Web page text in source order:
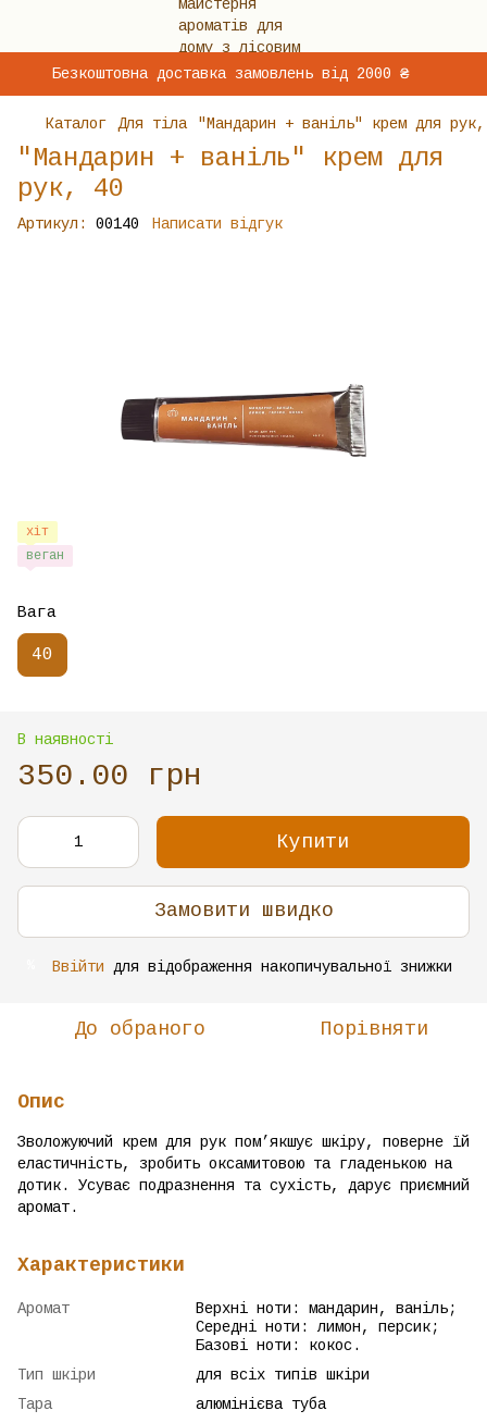
Безкоштовна доставка замовлень від 2000 ₴
Каталог Для тіла "Мандарин + ваніль" крем для
"Мандарин + ваніль" крем для
рук, 40
Артикул: 00140 Написати відгук
хіт
веган
Вага
40
В наявності
350.00 грн
Купити
Замовити швидко
Ввійти для відображення накопичувальної знижки
До обраного Порівняти
Опис
Зволожуючий крем для рук пом’якшує шкіру, поверне їй
еластичність, зробить оксамитовою та гладенькою на
дотик. Усуває подразнення та сухість, дарує приємний
аромат.
Характеристики
Аромат
Верхні ноти: мандарин, ваніль;
Середні ноти: лимон, персик;
Базові ноти: кокос.
Тип шкіри
для всіх типів шкіри
Тара
алюмінієва туба